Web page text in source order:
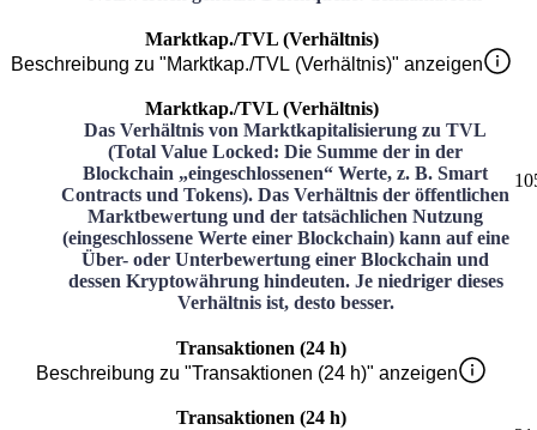
Marktkap./TVL (Verhältnis)
Beschreibung zu "Marktkap./TVL (Verhältnis)" anzeigen
Marktkap./TVL (Verhältnis)
Das Verhältnis von Marktkapitalisierung zu TVL
(Total Value Locked: Die Summe der in der
Blockchain „eingeschlossenen“ Werte, z. B. Smart
Contracts und Tokens). Das Verhältnis der öffentlichen
Marktbewertung und der tatsächlichen Nutzung
(eingeschlossene Werte einer Blockchain) kann auf eine
Über- oder Unterbewertung einer Blockchain und
dessen Kryptowährung hindeuten. Je niedriger dieses
Verhältnis ist, desto besser.
Transaktionen (24 h)
Beschreibung zu "Transaktionen (24 h)" anzeigen
Transaktionen (24 h)